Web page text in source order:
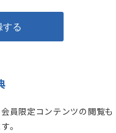
員限定コンテンツの閲覧も
。